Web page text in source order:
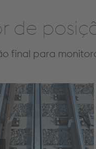
de
final para